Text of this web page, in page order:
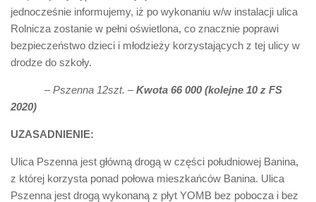
jednocześnie informujemy, iż po wykonaniu w/w instalacji ulica
Rolnicza zostanie w pełni oświetlona, co znacznie poprawi
bezpieczeństwo dzieci i młodzieży korzystających z tej ulicy w
drodze do szkoły.
– Pszenna 12szt. –Kwota 66 000 (kolejne 10 z FS
2020)
UZASADNIENIE:
Ulica Pszenna jest główną drogą w części południowej Banina,
z której korzysta ponad połowa mieszkańców Banina. Ulica
Pszenna jest drogą wykonaną z płyt YOMB bez pobocza i bez